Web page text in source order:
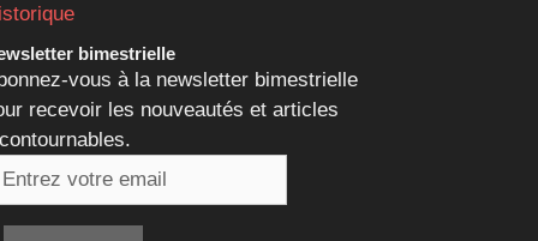
bimestrielle
vous à la newsletter bimestrielle
recevoir les nouveautés et articles